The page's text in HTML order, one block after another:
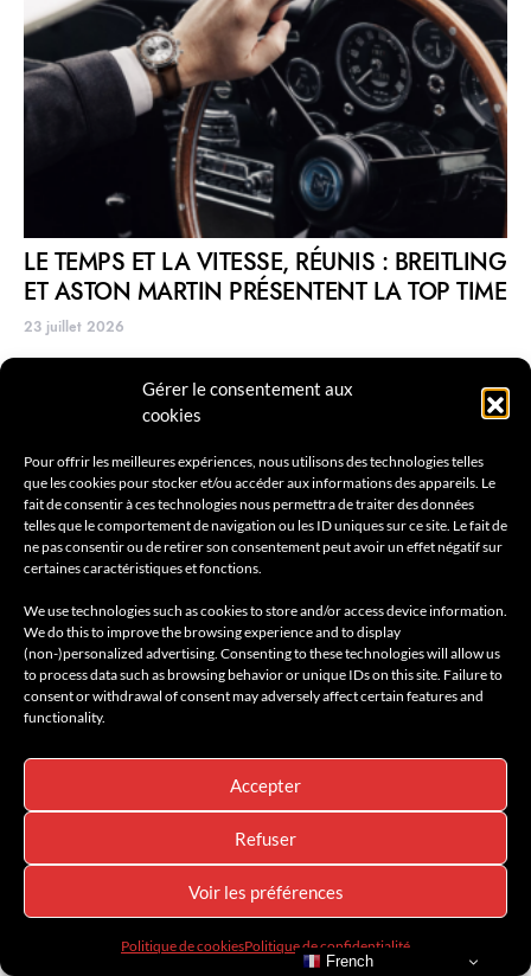
Gérer le consentement aux
cookies
Pour offrir les meilleures expériences, nous utilisons des technologies telles
que les cookies pour stocker et/ou accéder aux informations des appareils. Le
fait de consentir à ces technologies nous permettra de traiter des données
telles que le comportement de navigation ou les ID uniques sur ce site. Le fait de
ne pas consentir ou de retirer son consentement peut avoir un effet négatif sur
certaines caractéristiques et fonctions.
We use technologies such as cookies to store and/or access device information.
We do this to improve the browsing experience and to display
(non-)personalized advertising. Consenting to these technologies will allow us
to process data such as browsing behavior or unique IDs on this site. Failure to
consent or withdrawal of consent may adversely affect certain features and
functionality.
Accepter
Refuser
Voir les préférences
Politique de cookiesPolitique de confidentialité
LE TEMPS ET LA VITESSE, RÉUNIS : BREITLING
ET ASTON MARTIN PRÉSENTENT LA TOP TIME
23 juillet 2026
Hôtel Montalembert : un siècle d’élégance au
cœur de la Rive Gauche
French